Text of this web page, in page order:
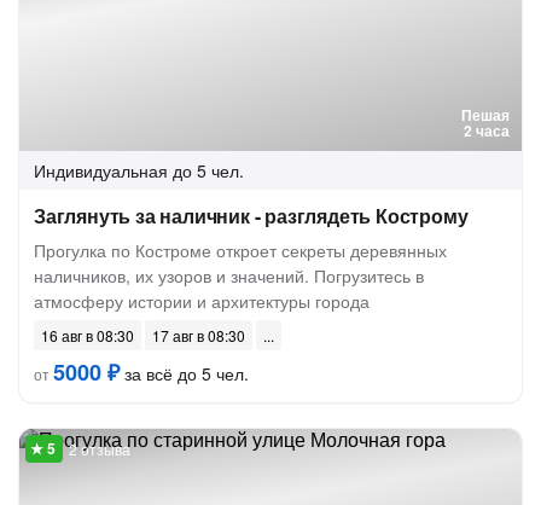
Пешая
2 часа
Индивидуальная до 5 чел.
Заглянуть за наличник - разглядеть Кострому
Прогулка по Костроме откроет секреты деревянных
наличников, их узоров и значений. Погрузитесь в
атмосферу истории и архитектуры города
16 авг в 08:30
17 авг в 08:30
от5000 ₽за всё до 5 чел.
2 отзыва